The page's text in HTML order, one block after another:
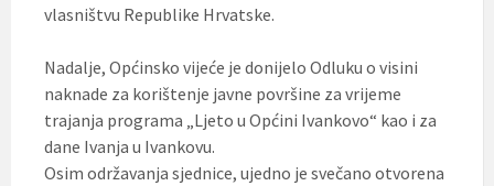
vlasništvu Republike Hrvatske.
Nadalje, Općinsko vijeće je donijelo Odluku o visini
naknade za korištenje javne površine za vrijeme
trajanja programa „Ljeto u Općini Ivankovo“ kao i za
dane Ivanja u Ivankovu.
Osim održavanja sjednice, ujedno je svečano otvorena